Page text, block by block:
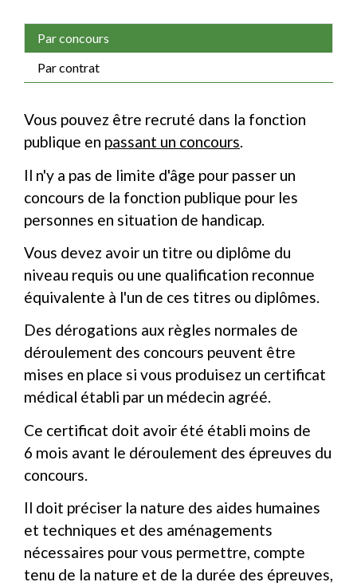
Par concours
Par contrat
Vous pouvez être recruté dans la fonction
publique en passant un concours.
Il n'y a pas de limite d'âge pour passer un
concours de la fonction publique pour les
personnes en situation de handicap.
Vous devez avoir un titre ou diplôme du
niveau requis ou une qualification reconnue
équivalente à l'un de ces titres ou diplômes.
Des dérogations aux règles normales de
déroulement des concours peuvent être
mises en place si vous produisez un certificat
médical établi par un médecin agréé.
Ce certificat doit avoir été établi moins de
6 mois avant le déroulement des épreuves du
concours.
Il doit préciser la nature des aides humaines
et techniques et des aménagements
nécessaires pour vous permettre, compte
tenu de la nature et de la durée des épreuves,